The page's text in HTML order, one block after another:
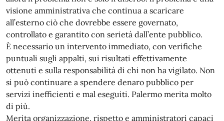
visione amministrativa che continua a scaricare
all’esterno ciò che dovrebbe essere governato,
controllato e garantito con serietà dall’ente pubblico.
È necessario un intervento immediato, con verifiche
puntuali sugli appalti, sui risultati effettivamente
ottenuti e sulla responsabilità di chi non ha vigilato. Non
si può continuare a spendere denaro pubblico per
servizi inefficienti e mal eseguiti. Palermo merita molto
di più.
Merita organizzazione, rispetto e amministratori capaci